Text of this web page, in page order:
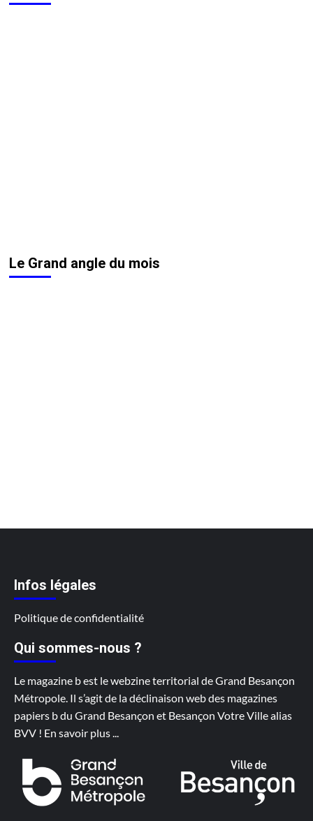
Le Grand angle du mois
Infos légales
Politique de confidentialité
Qui sommes-nous ?
Le magazine b est le webzine territorial de Grand Besançon
Métropole. Il s’agit de la déclinaison web des magazines
papiers b du Grand Besançon et Besançon Votre Ville alias
BVV ! En savoir plus...